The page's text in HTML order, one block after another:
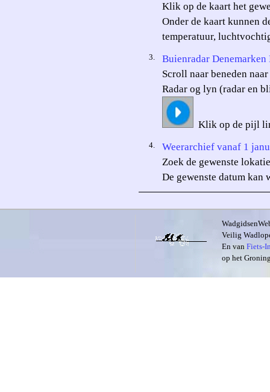
Klik op de kaart het
Onder de kaart kunnen
temperatuur,
3.
Buienradar
Scroll naar beneden
Radar og lyn (radar en
Klik op de pijl
4.
Weerarchief vanaf 1
Zoek de gewenste
De gewenste datum kan
Veilig
En van Fiets-
op het